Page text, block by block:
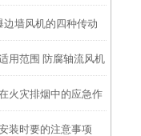
边墙风机的四种传动
用范围 防腐轴流风机
火灾排烟中的应急作
装时要的注意事项